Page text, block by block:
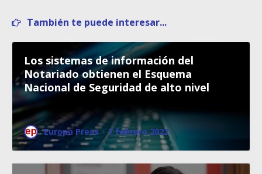
También te puede interesar...
Los sistemas de información del
Notariado obtienen el Esquema
Nacional de Seguridad de alto nivel
Europa Press · 7 febrero 2022